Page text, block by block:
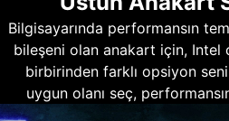
Bilgisayarında performansın
bileşeni olan anakart için, Intel
birbirinden farklı opsiyon
uygun olanı seç,